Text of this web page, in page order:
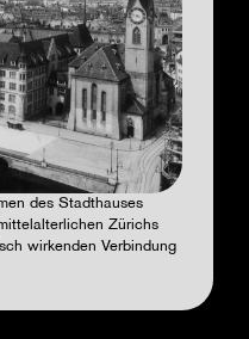
des Stadthauses
Zürichs
wirkenden Verbindung